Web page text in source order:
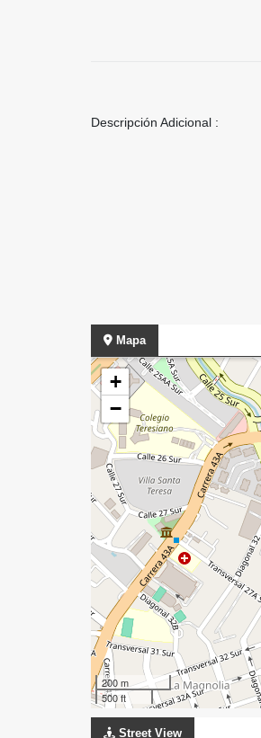
Descripción Adicional :
Mapa
+
−
200 m
500 ft
Street View